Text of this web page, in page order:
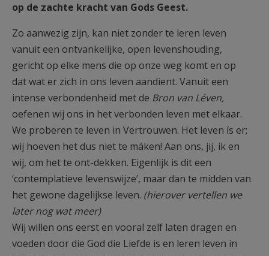
op de zachte kracht van Gods Geest.
Zo aanwezig zijn, kan niet zonder te leren leven
vanuit een ontvankelijke, open levenshouding,
gericht op elke mens die op onze weg komt en op
dat wat er zich in ons leven aandient. Vanuit een
intense verbondenheid met de Bron van Léven,
oefenen wij ons in het verbonden leven met elkaar.
We proberen te leven in Vertrouwen. Het leven ís er;
wij hoeven het dus niet te máken! Aan ons, jij, ik en
wij, om het te ont-dekken. Eigenlijk is dit een
‘contemplatieve levenswijze’, maar dan te midden van
het gewone dagelijkse leven. (hierover vertellen we
later nog wat meer)
Wij willen ons eerst en vooral zelf laten dragen en
voeden door die God die Liefde is en leren leven in